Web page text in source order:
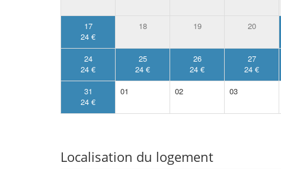
17
24 €
18 19 20
24
24 €
25
24 €
26
24 €
27
24 €
31
24 €
01 02 03
Localisation du logement